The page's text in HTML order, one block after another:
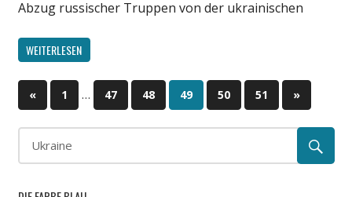
Abzug russischer Truppen von der ukrainischen
WEITERLESEN
Beitragsnavigation
«Vorherige
Beiträge
1 … 47 48 49 50 51
Nächste
Beiträge
»